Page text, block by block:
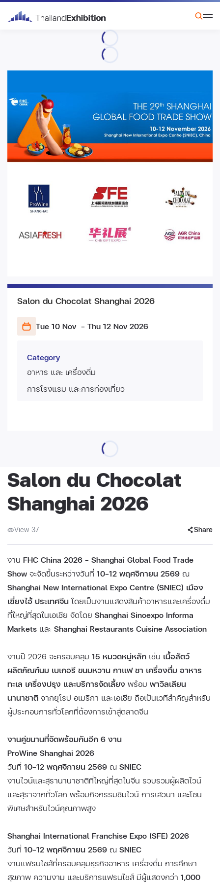
Salon du Chocolat Shanghai 2026
Tue 10 Nov - Thu 12 Nov 2026
Category
อาหาร และ เครื่องดื่ม
การโรงแรม และการท่องเที่ยว
Salon du Chocolat
Shanghai 2026
View 37 Share
งาน FHC China 2026 – Shanghai Global Food Trade
Show จะจัดขึ้นระหว่างวันที่ 10–12 พฤศจิกายน 2569 ณ
Shanghai New International Expo Centre (SNIEC) เมือง
เซี่ยงไฮ้ ประเทศจีน โดยเป็นงานแสดงสินค้าอาหารและเครื่องดื่ม
ที่ใหญ่ที่สุดในเอเชีย จัดโดย Shanghai Sinoexpo Informa
Markets และ Shanghai Restaurants Cuisine Association
งานปี 2026 จะครอบคลุม 15 หมวดหมู่หลัก เช่น เนื้อสัตว์
ผลิตภัณฑ์นม เบเกอรี ขนมหวาน กาแฟ ชา เครื่องดื่ม อาหาร
ทะเล เครื่องปรุง และบริการจัดเลี้ยง พร้อม พาวิลเลียน
นานาชาติ จากยุโรป อเมริกา และเอเชีย ถือเป็นเวทีสำคัญสำหรับ
ผู้ประกอบการทั่วโลกที่ต้องการเข้าสู่ตลาดจีน
งานคู่ขนานที่จัดพร้อมกันอีก 6 งาน
ProWine Shanghai 2026
วันที่ 10–12 พฤศจิกายน 2569 ณ SNIEC
งานไวน์และสุรานานาชาติที่ใหญ่ที่สุดในจีน รวบรวมผู้ผลิตไวน์
และสุราจากทั่วโลก พร้อมกิจกรรมชิมไวน์ การเสวนา และโซน
พิเศษสำหรับไวน์คุณภาพสูง
Shanghai International Franchise Expo (SFE) 2026
วันที่ 10–12 พฤศจิกายน 2569 ณ SNIEC
งานแฟรนไชส์ที่ครอบคลุมธุรกิจอาหาร เครื่องดื่ม การศึกษา
สุขภาพ ความงาม และบริการแฟรนไชส์ มีผู้แสดงกว่า 1,000